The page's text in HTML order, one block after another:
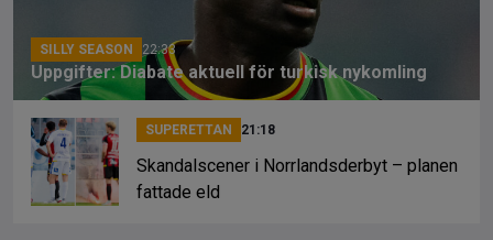
k
SILLY SEASON 22:33
Uppgifter: Diabate aktuell för turkisk nykomling
SUPERETTAN 21:18
Skandalscener i Norrlandsderbyt – planen
fattade eld